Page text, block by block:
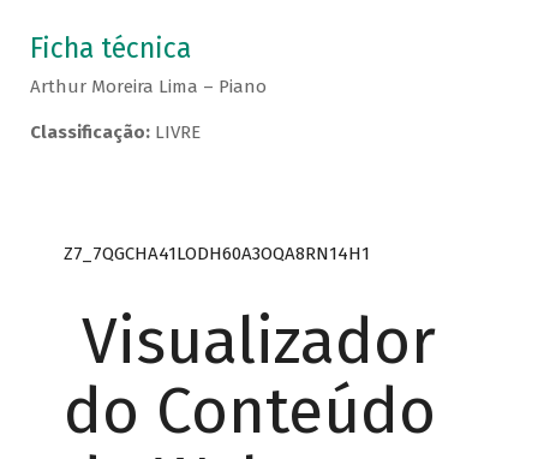
Ficha técnica
Arthur Moreira Lima – Piano
Classificação:LIVRE
Z7_7QGCHA41LODH60A3OQA8RN14H1
Visualizador
do Conteúdo